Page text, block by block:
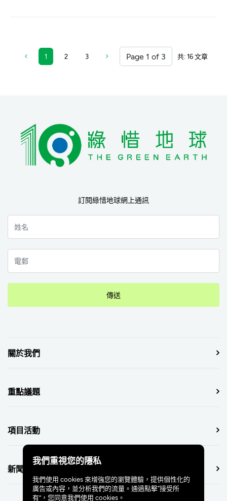
1 2 3 共: 16 文章
訂閱綠惜地球網上通訊
傳送
關於我們
重點議題
項目活動
新聞中心
我們重視您的隱私
我們使用 cookies 來增強您的瀏覽體驗，提供個性化的
廣告或內容，並分析我們的流量。通過點擊“接受所
有”，您同意我們使用 cookies。